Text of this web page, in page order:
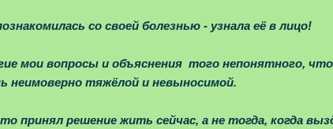
со своей болезнью - узнала её в лицо!
мои вопросы и объяснения того непонятного,
неимоверно тяжёлой и невыносимой.
принял решение жить сейчас, а не тогда, когда